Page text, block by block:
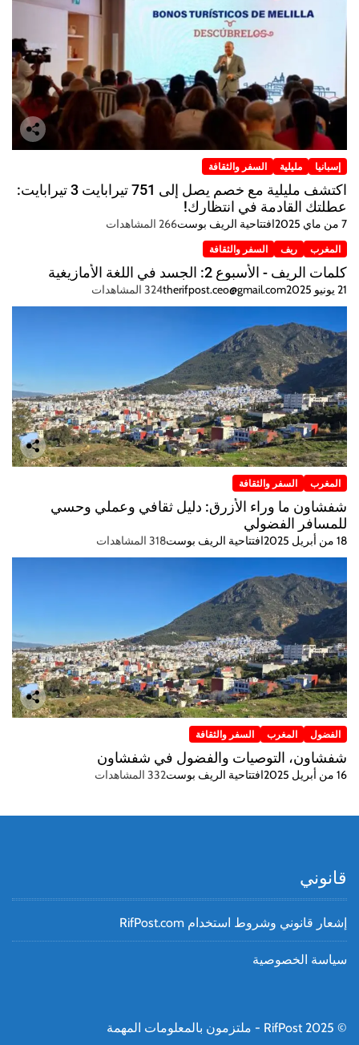
إسبانيا مليلية السفر والثقافة
اكتشف مليلية مع خصم يصل إلى 751 تيرابايت 3 تيرابايت:
عطلتك القادمة في انتظارك!
7 من ماي 2025 افتتاحية الريف بوست266 المشاهدات
المغرب ريف السفر والثقافة
كلمات الريف - الأسبوع 2: الجسد في اللغة الأمازيغية
21 يونيو 2025 therifpost.ceo@gmail.com324 المشاهدات
المغرب السفر والثقافة
شفشاون ما وراء الأزرق: دليل ثقافي وعملي وحسي
للمسافر الفضولي
18 من أبريل 2025 افتتاحية الريف بوست318 المشاهدات
الفضول المغرب السفر والثقافة
شفشاون، التوصيات والفضول في شفشاون
16 من أبريل 2025 افتتاحية الريف بوست332 المشاهدات
قانوني
إشعار قانوني وشروط استخدام RifPost.com
سياسة الخصوصية
© RifPost 2025 - ملتزمون بالمعلومات المهمة